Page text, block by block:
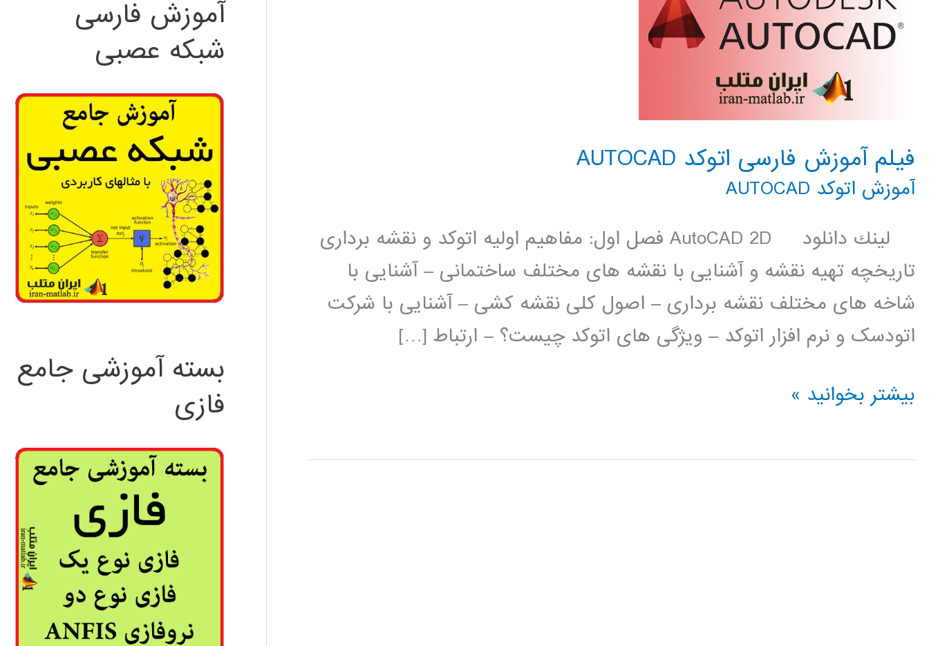
فیلم آموزش فارسی اتوکد AUTOCAD
آموزش اتوکد AUTOCAD
لينك دانلود AutoCAD 2D فصل اول: مفاهیم اولیه اتوکد و نقشه برداری
تاریخچه تهیه نقشه و آشنایی با نقشه های مختلف ساختمانی – آشنایی با
شاخه های مختلف نقشه برداری – اصول کلی نقشه کشی – آشنایی با شرکت
اتودسک و نرم افزار اتوکد – ویژگی های اتوکد چیست؟ – ارتباط […]
فیلم
فارسی
بیشتر بخوانید »
آموزش فارسی
شبکه عصبی
بسته آموزشی جامع
فازی